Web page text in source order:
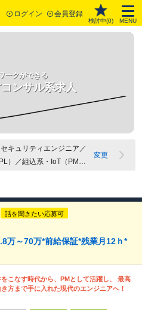
ログイン 会員登録
検討中(0) MENU
ークができる
ンサル系求人
キュリティエンジニア／
）／組込系・IoT（PM・
変更
話を聞きたい応募可
万～70万*前給保証*残業月12ｈ*
をこなす時代から、PMとして活躍し、 最高
き方まで手に入れた現代のエンジニアへ！